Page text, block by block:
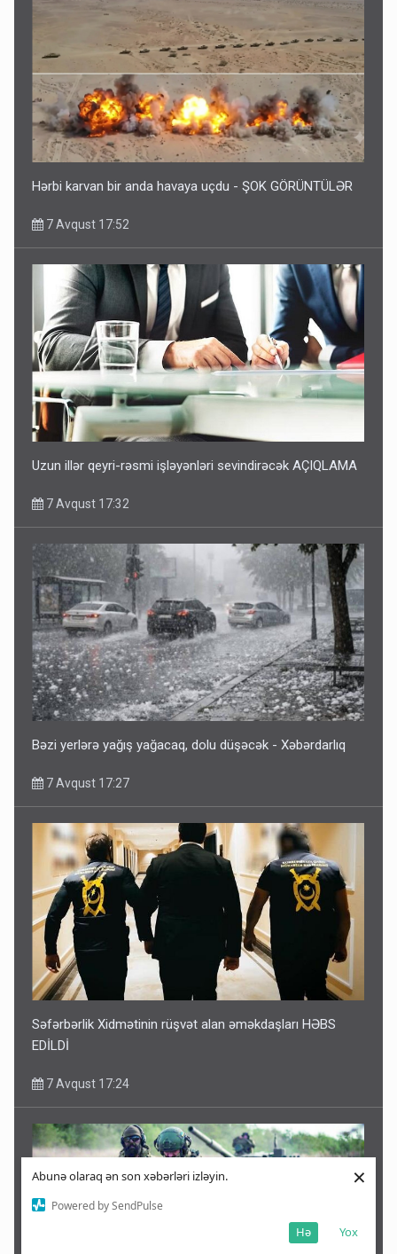
Abunə olaraq ən son xəbərləri izləyin.
Powered by SendPulse
Yox
Hə
×
Hərbi karvan bir anda havaya uçdu - ŞOK GÖRÜNTÜLƏR
7 Avqust 17:52
Uzun illər qeyri-rəsmi işləyənləri sevindirəcək AÇIQLAMA
7 Avqust 17:32
Bəzi yerlərə yağış yağacaq, dolu düşəcək - Xəbərdarlıq
7 Avqust 17:27
Səfərbərlik Xidmətinin rüşvət alan əməkdaşları HƏBS
EDİLDİ
7 Avqust 17:24